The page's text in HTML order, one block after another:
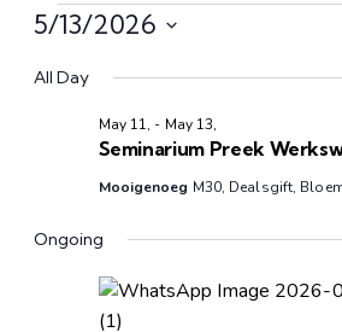
5/13/2026
datum.
All Day
Seminarium Preek
May 11, - May 13,
Mooigenoeg M30, Dealsgift,
Ongoing